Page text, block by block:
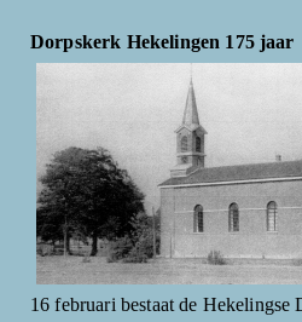
Dorpskerk Hekelingen 175 jaar
16 februari bestaat de